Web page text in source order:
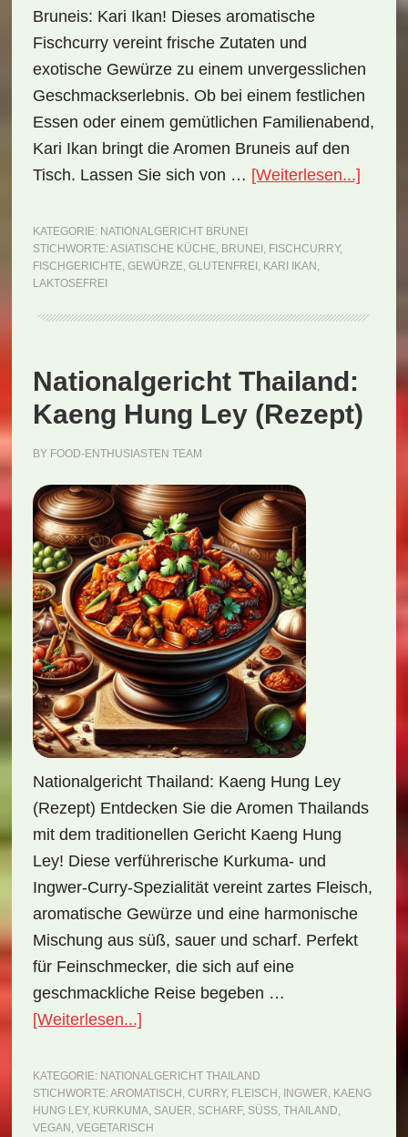
Bruneis: Kari Ikan! Dieses aromatische
Fischcurry vereint frische Zutaten und
exotische Gewürze zu einem unvergesslichen
Geschmackserlebnis. Ob bei einem festlichen
Essen oder einem gemütlichen Familienabend,
Kari Ikan bringt die Aromen Bruneis auf den
Tisch. Lassen Sie sich von … [Weiterlesen...]
KATEGORIE: NATIONALGERICHT BRUNEI
STICHWORTE: ASIATISCHE KÜCHE, BRUNEI , FISCHCURRY,
FISCHGERICHTE, GEWÜRZE, GLUTENFREI , KARI IKAN ,
LAKTOSEFREI
Nationalgericht Thailand:
Kaeng Hung Ley (Rezept)
BY FOOD-ENTHUSIASTEN TEAM
Nationalgericht Thailand: Kaeng Hung Ley
(Rezept) Entdecken Sie die Aromen Thailands
mit dem traditionellen Gericht Kaeng Hung
Ley! Diese verführerische Kurkuma- und
Ingwer-Curry-Spezialität vereint zartes Fleisch,
aromatische Gewürze und eine harmonische
Mischung aus süß, sauer und scharf. Perfekt
für Feinschmecker, die sich auf eine
geschmackliche Reise begeben …
[Weiterlesen...]ÜberNationalgericht
Kaeng
Hung
Ley
KATEGORIE: NATIONALGERICHT THAILAND
STICHWORTE: AROMATISCH , CURRY, FLEISCH , INGWER, KAENG
HUNG LEY, KURKUMA, SAUER, SCHARF, SÜSS , THAILAND,
VEGAN , VEGETARISCH